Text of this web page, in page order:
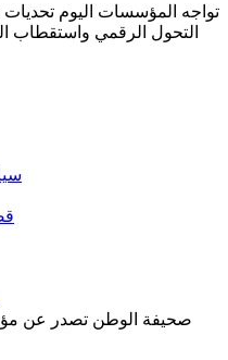
تواجه المؤسسات اليوم
التحول الرقمي واستقطاب
صحيفة الوطن تصدر عن